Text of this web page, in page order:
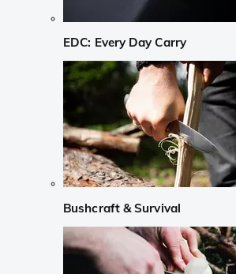
EDC: Every Day Carry
Bushcraft & Survival